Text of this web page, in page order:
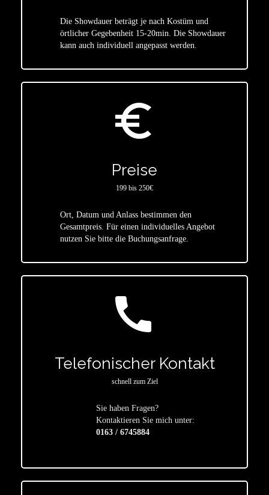
Die Showdauer beträgt je nach Kostüm und
örtlicher Gegebenheit 15-20min. Die Showdauer
kann auch individuell angepasst werden.
euro_symbol
Preise
199 bis 250€
Ort, Datum und Anlass bestimmen den
Gesamtpreis. Für einen individuelles Angebot
nutzen Sie bitte die Buchungsanfrage.
call
Telefonischer Kontakt
schnell zum Ziel
Sie haben Fragen?
Kontaktieren Sie mich unter:
0163 / 6745884